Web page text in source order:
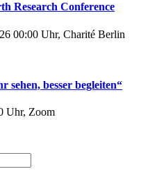
Research Conference
00:00 Uhr, Charité Berlin
besser begleiten“
Uhr, Zoom